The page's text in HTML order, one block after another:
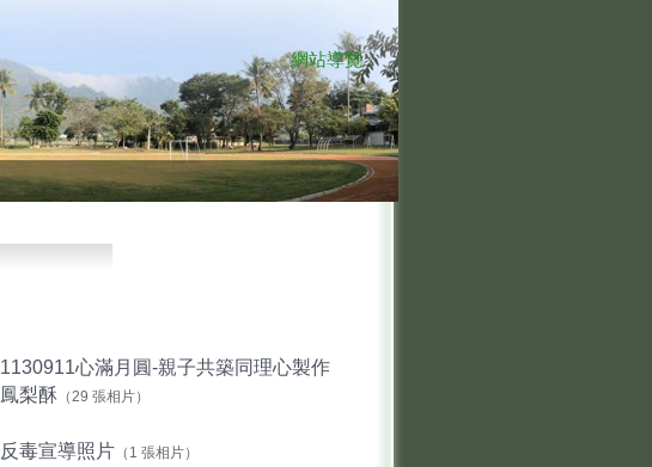
::: 網站導覽
1130911心滿月圓-親子共築同理心製作
鳳梨酥 （29 張相片）
反毒宣導照片 （1 張相片）